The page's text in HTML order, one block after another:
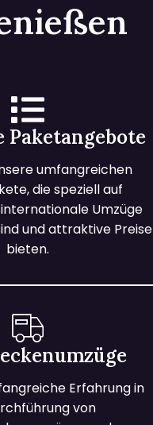
umfangreichen
die speziell auf
Umzüge
und attraktive Preise
bieten.
Erfahrung in
von